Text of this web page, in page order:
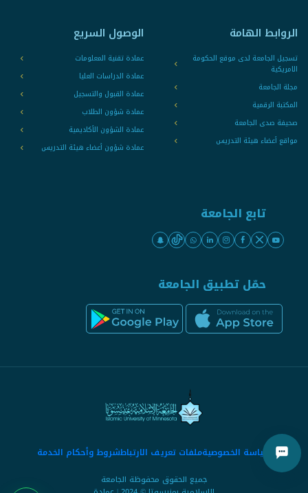
الروابط الهامة
تسجيل الجامعة لدى موقع الحكومة
الامريكية
مجلة الجامعة
المكتبة الرقمية
صحيفة صدى الجامعة
مواقع أعضاء هيئة التدريس
الوصول السريع
عمادة تقنية المعلومات
عمادة الدراسات العليا
عمادة القبول والتسجيل
عمادة شؤون الطلاب
عمادة الشؤون الأكاديمية
عمادة شؤون أعضاء هيئة التدريس
تابع الجامعة
حمّل تطبيق الجامعة
سياسة الخصوصيةملفات تعريف الارتباطشروط وأحكام الخدمة
جميع الحقوق محفوظة الجامعة